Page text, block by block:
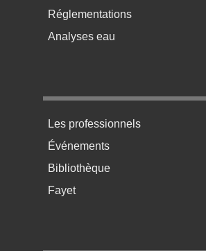
Réglementations
Analyses eau
Menu pratique bas de page 3
Les professionnels
Événements
Bibliothèque
Fayet